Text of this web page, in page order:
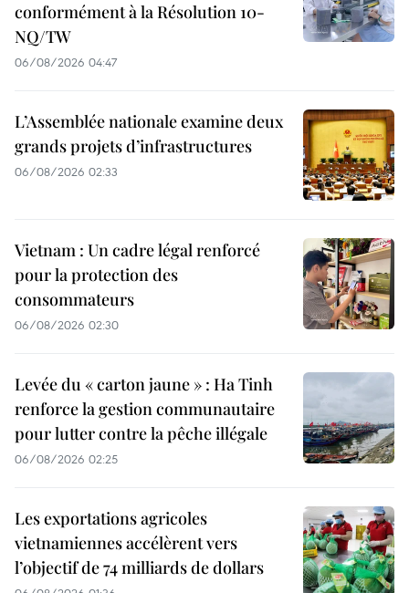
conformément à la Résolution 10-
NQ/TW
06/08/2026 04:47
L’Assemblée nationale examine deux
grands projets d’infrastructures
06/08/2026 02:33
Vietnam : Un cadre légal renforcé
pour la protection des
consommateurs
06/08/2026 02:30
Levée du « carton jaune » : Ha Tinh
renforce la gestion communautaire
pour lutter contre la pêche illégale
06/08/2026 02:25
Les exportations agricoles
vietnamiennes accélèrent vers
l’objectif de 74 milliards de dollars